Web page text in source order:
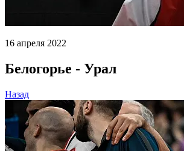
16 апреля 2022
Белогорье - Урал
Назад